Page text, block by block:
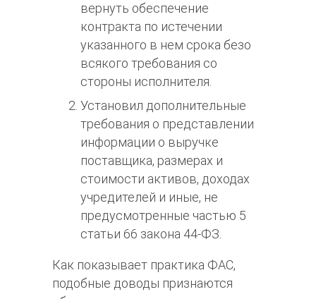
вернуть обеспечение
контракта по истечении
указанного в нем срока безо
всякого требования со
стороны исполнителя.
Установил дополнительные
требования о представлении
информации о выручке
поставщика, размерах и
стоимости активов, доходах
учредителей и иные, не
предусмотренные частью 5
статьи 66 закона 44-ФЗ.
Как показывает практика ФАС,
подобные доводы признаются